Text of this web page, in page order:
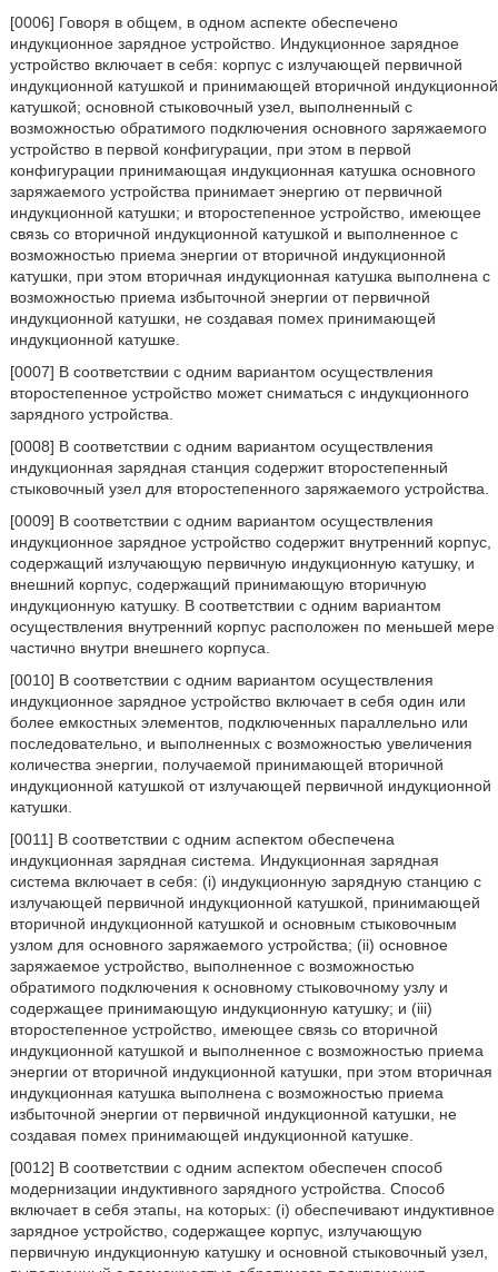
[0006] Говоря в общем, в одном аспекте обеспечено
индукционное зарядное устройство. Индукционное зарядное
устройство включает в себя: корпус с излучающей первичной
индукционной катушкой и принимающей вторичной индукционной
катушкой; основной стыковочный узел, выполненный с
возможностью обратимого подключения основного заряжаемого
устройство в первой конфигурации, при этом в первой
конфигурации принимающая индукционная катушка основного
заряжаемого устройства принимает энергию от первичной
индукционной катушки; и второстепенное устройство, имеющее
связь со вторичной индукционной катушкой и выполненное с
возможностью приема энергии от вторичной индукционной
катушки, при этом вторичная индукционная катушка выполнена с
возможностью приема избыточной энергии от первичной
индукционной катушки, не создавая помех принимающей
индукционной катушке.
[0007] В соответствии с одним вариантом осуществления
второстепенное устройство может сниматься с индукционного
зарядного устройства.
[0008] В соответствии с одним вариантом осуществления
индукционная зарядная станция содержит второстепенный
стыковочный узел для второстепенного заряжаемого устройства.
[0009] В соответствии с одним вариантом осуществления
индукционное зарядное устройство содержит внутренний корпус,
содержащий излучающую первичную индукционную катушку, и
внешний корпус, содержащий принимающую вторичную
индукционную катушку. В соответствии с одним вариантом
осуществления внутренний корпус расположен по меньшей мере
частично внутри внешнего корпуса.
[0010] В соответствии с одним вариантом осуществления
индукционное зарядное устройство включает в себя один или
более емкостных элементов, подключенных параллельно или
последовательно, и выполненных с возможностью увеличения
количества энергии, получаемой принимающей вторичной
индукционной катушкой от излучающей первичной индукционной
катушки.
[0011] В соответствии с одним аспектом обеспечена
индукционная зарядная система. Индукционная зарядная
система включает в себя: (i) индукционную зарядную станцию с
излучающей первичной индукционной катушкой, принимающей
вторичной индукционной катушкой и основным стыковочным
узлом для основного заряжаемого устройства; (ii) основное
заряжаемое устройство, выполненное с возможностью
обратимого подключения к основному стыковочному узлу и
содержащее принимающую индукционную катушку; и (iii)
второстепенное устройство, имеющее связь со вторичной
индукционной катушкой и выполненное с возможностью приема
энергии от вторичной индукционной катушки, при этом вторичная
индукционная катушка выполнена с возможностью приема
избыточной энергии от первичной индукционной катушки, не
создавая помех принимающей индукционной катушке.
[0012] В соответствии с одним аспектом обеспечен способ
модернизации индуктивного зарядного устройства. Способ
включает в себя этапы, на которых: (i) обеспечивают индуктивное
зарядное устройство, содержащее корпус, излучающую
первичную индукционную катушку и основной стыковочный узел,